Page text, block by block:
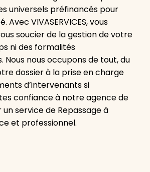
universels préfinancés pour
Avec VIVASERVICES, vous
soucier de la gestion de votre
ni des formalités
Nous nous occupons de tout, du
dossier à la prise en charge
d’intervenants si
confiance à notre agence de
un service de Repassage à
et professionnel.